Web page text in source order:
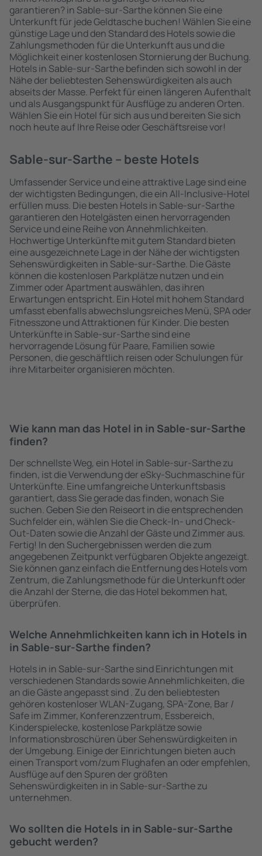
garantieren? in Sable-sur-Sarthe können Sie eine
Unterkunft für jede Geldtasche buchen! Wählen Sie eine
günstige Lage und den Standard des Hotels sowie die
Zahlungsmethoden für die Unterkunft aus und die
Möglichkeit einer kostenlosen Stornierung der Buchung.
Hotels in Sable-sur-Sarthe befinden sich sowohl in der
Nähe der beliebtesten Sehenswürdigkeiten als auch
abseits der Masse. Perfekt für einen längeren Aufenthalt
und als Ausgangspunkt für Ausflüge zu anderen Orten.
Wählen Sie ein Hotel für sich aus und bereiten Sie sich
noch heute auf Ihre Reise oder Geschäftsreise vor!
Sable-sur-Sarthe – beste Hotels
Umfassender Service und eine attraktive Lage sind eine
der wichtigsten Bedingungen, die ein All-Inclusive-Hotel
erfüllen muss. Die besten Hotels in Sable-sur-Sarthe
garantieren den Hotelgästen einen hervorragenden
Service und eine Reihe von Annehmlichkeiten.
Hochwertige Unterkünfte mit gutem Standard bieten
eine ausgezeichnete Lage in der Nähe der wichtigsten
Sehenswürdigkeiten in Sable-sur-Sarthe. Die Gäste
können die kostenlosen Parkplätze nutzen und ein
Zimmer oder Apartment auswählen, das ihren
Erwartungen entspricht. Ein Hotel mit hohem Standard
umfasst ebenfalls abwechslungsreiches Menü, SPA oder
Fitnesszone und Attraktionen für Kinder. Die besten
Unterkünfte in Sable-sur-Sarthe sind eine
hervorragende Lösung für Paare, Familien sowie
Personen, die geschäftlich reisen oder Schulungen für
ihre Mitarbeiter organisieren möchten.
Wie kann man das Hotel in in Sable-sur-Sarthe
finden?
Der schnellste Weg, ein Hotel in Sable-sur-Sarthe zu
finden, ist die Verwendung der eSky-Suchmaschine für
Unterkünfte. Eine umfangreiche Unterkunftsbasis
garantiert, dass Sie gerade das finden, wonach Sie
suchen. Geben Sie den Reiseort in die entsprechenden
Suchfelder ein, wählen Sie die Check-In- und Check-
Out-Daten sowie die Anzahl der Gäste und Zimmer aus.
Fertig! In den Suchergebnissen werden die zum
angegebenen Zeitpunkt verfügbaren Objekte angezeigt.
Sie können ganz einfach die Entfernung des Hotels vom
Zentrum, die Zahlungsmethode für die Unterkunft oder
die Anzahl der Sterne, die das Hotel bekommen hat,
überprüfen.
Welche Annehmlichkeiten kann ich in Hotels in
in Sable-sur-Sarthe finden?
Hotels in in Sable-sur-Sarthe sind Einrichtungen mit
verschiedenen Standards sowie Annehmlichkeiten, die
an die Gäste angepasst sind . Zu den beliebtesten
gehören kostenloser WLAN-Zugang, SPA-Zone, Bar /
Safe im Zimmer, Konferenzzentrum, Essbereich,
Kinderspielecke, kostenlose Parkplätze sowie
Informationsbroschüren über Sehenswürdigkeiten in
der Umgebung. Einige der Einrichtungen bieten auch
einen Transport vom/zum Flughafen an oder empfehlen,
Ausflüge auf den Spuren der größten
Sehenswürdigkeiten in in Sable-sur-Sarthe zu
unternehmen.
Wo sollten die Hotels in in Sable-sur-Sarthe
gebucht werden?